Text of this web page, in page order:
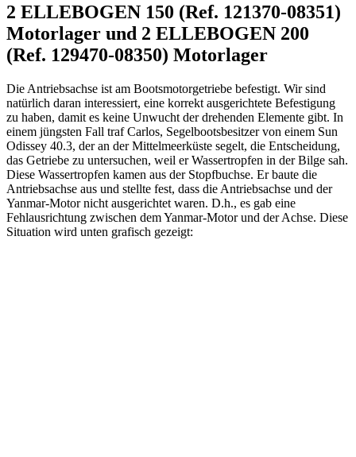
2 ELLEBOGEN 150 (Ref. 121370-08351)
Motorlager und 2 ELLEBOGEN 200
(Ref. 129470-08350) Motorlager
Die Antriebsachse ist am Bootsmotorgetriebe befestigt. Wir sind
natürlich daran interessiert, eine korrekt ausgerichtete Befestigung
zu haben, damit es keine Unwucht der drehenden Elemente gibt. In
einem jüngsten Fall traf Carlos, Segelbootsbesitzer von einem Sun
Odissey 40.3, der an der Mittelmeerküste segelt, die Entscheidung,
das Getriebe zu untersuchen, weil er Wassertropfen in der Bilge sah.
Diese Wassertropfen kamen aus der Stopfbuchse. Er baute die
Antriebsachse aus und stellte fest, dass die Antriebsachse und der
Yanmar-Motor nicht ausgerichtet waren. D.h., es gab eine
Fehlausrichtung zwischen dem Yanmar-Motor und der Achse. Diese
Situation wird unten grafisch gezeigt: